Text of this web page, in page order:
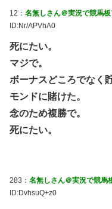
12： 名無しさん＠実況で競馬板
ID:Nr/APVhA0
死にたい。
マジで。
ボーナスどころでなく
モンドに賭けた。
念のため複勝で。
死にたい。
283： 名無しさん＠実況で競馬
ID:DvhsuQ+z0